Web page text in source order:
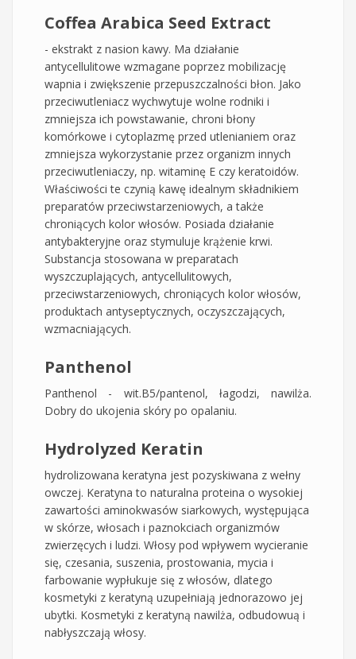
Coffea Arabica Seed Extract
- ekstrakt z nasion kawy. Ma działanie
antycellulitowe wzmagane poprzez mobilizację
wapnia i zwiększenie przepuszczalności błon. Jako
przeciwutleniacz wychwytuje wolne rodniki i
zmniejsza ich powstawanie, chroni błony
komórkowe i cytoplazmę przed utlenianiem oraz
zmniejsza wykorzystanie przez organizm innych
przeciwutleniaczy, np. witaminę E czy keratoidów.
Właściwości te czynią kawę idealnym składnikiem
preparatów przeciwstarzeniowych, a także
chroniących kolor włosów. Posiada działanie
antybakteryjne oraz stymuluje krążenie krwi.
Substancja stosowana w preparatach
wyszczuplających, antycellulitowych,
przeciwstarzeniowych, chroniących kolor włosów,
produktach antyseptycznych, oczyszczających,
wzmacniających.
Panthenol
Panthenol - wit.B5/pantenol, łagodzi, nawilża.
Dobry do ukojenia skóry po opalaniu.
Hydrolyzed Keratin
hydrolizowana keratyna jest pozyskiwana z wełny
owczej. Keratyna to naturalna proteina o wysokiej
zawartości aminokwasów siarkowych, występująca
w skórze, włosach i paznokciach organizmów
zwierzęcych i ludzi. Włosy pod wpływem wycieranie
się, czesania, suszenia, prostowania, mycia i
farbowanie wypłukuje się z włosów, dlatego
kosmetyki z keratyną uzupełniają jednorazowo jej
ubytki. Kosmetyki z keratyną nawilża, odbudowuą i
nabłyszczają włosy.